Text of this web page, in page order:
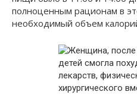
полноценным рационам в
необходимый объем